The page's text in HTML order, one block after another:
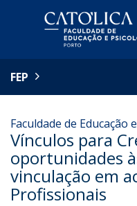
FEP
Faculdade de Educação
Vínculos para
oportunidades
vinculação em
Profissionais